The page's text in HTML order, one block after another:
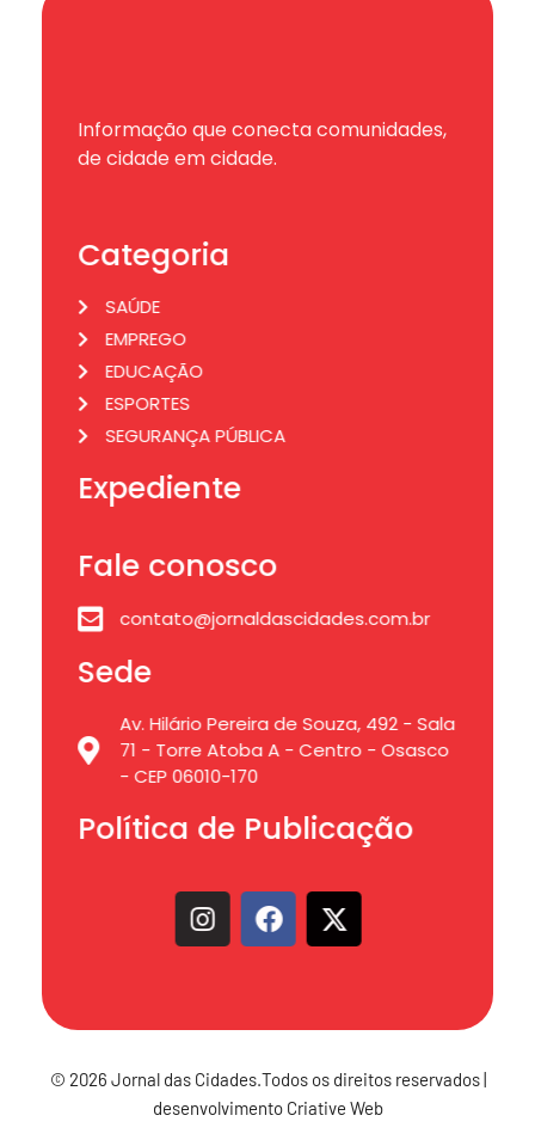
Informação que conecta comunidades,
de cidade em cidade.
Categoria
SAÚDE
EMPREGO
EDUCAÇÃO
ESPORTES
SEGURANÇA PÚBLICA
Expediente
Fale conosco
contato@jornaldascidades.com.br
Sede
Av. Hilário Pereira de Souza, 492 - Sala
71 - Torre Atoba A - Centro - Osasco
- CEP 06010-170
Política de Publicação
© 2026 Jornal das Cidades.Todos os direitos reservados |
desenvolvimento Criative Web